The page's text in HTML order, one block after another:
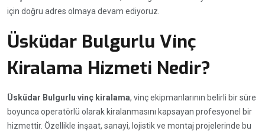
için doğru adres olmaya devam ediyoruz.
Üsküdar Bulgurlu Vinç
Kiralama Hizmeti Nedir?
Üsküdar Bulgurlu vinç kiralama, vinç ekipmanlarının belirli bir süre
boyunca operatörlü olarak kiralanmasını kapsayan profesyonel bir
hizmettir. Özellikle inşaat, sanayi, lojistik ve montaj projelerinde bu